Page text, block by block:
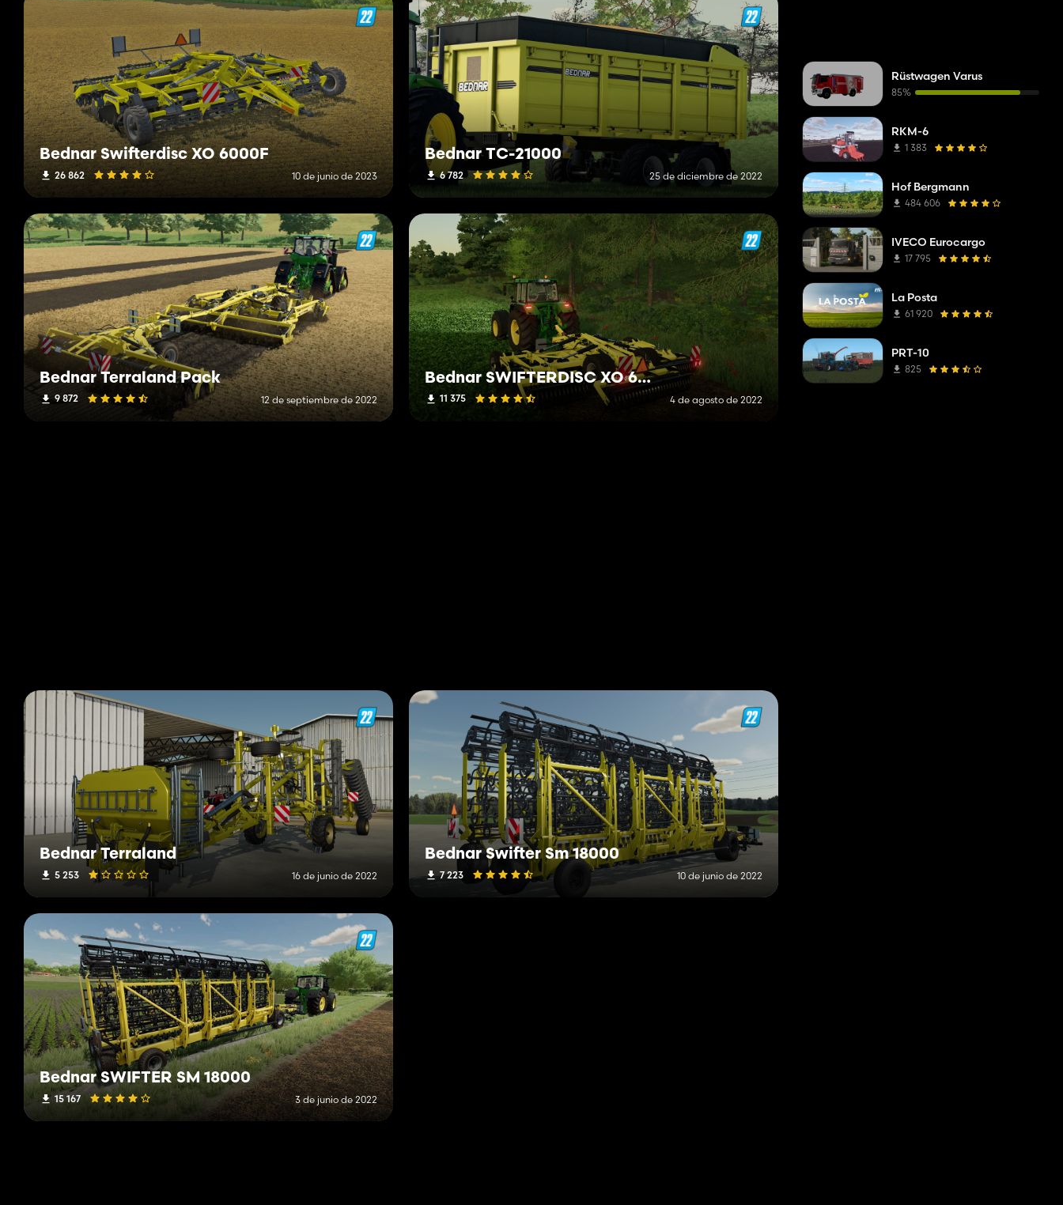
Bednar Swifterdisc XO 6000F
26 862 10 de junio de 2023
Bednar TC-21000
6 782 25 de diciembre de 2022
Bednar Terraland Pack
9 872 12 de septiembre de 2022
Bednar SWIFTERDISC XO 6000F
11 375 4 de agosto de 2022
Bednar Terraland
5 253 16 de junio de 2022
Bednar Swifter Sm 18000
7 223 10 de junio de 2022
Bednar SWIFTER SM 18000
15 167 3 de junio de 2022
Rüstwagen Varus
85%
RKM-6
1 383
Hof Bergmann
484 606
IVECO Eurocargo
17 795
La Posta
61 920
PRT-10
825